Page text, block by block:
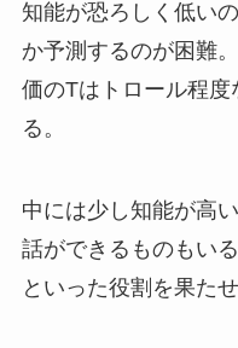
知能が恐ろしく低い
か予測するのが困難
価のTはトロール程
る。
中には少し知能が高
話ができるものもい
といった役割を果た